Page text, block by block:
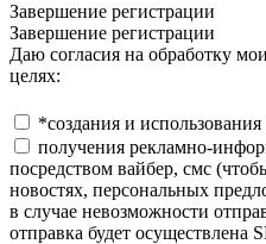
Завершение регистрации
Завершение регистрации
Даю согласия на обработку
целях:
*создания и
получения рекламно-
посредством вайбер, смс
новостях, персональных
в случае невозможности
отправка будет осуществлена